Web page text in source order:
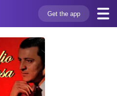
Get the app